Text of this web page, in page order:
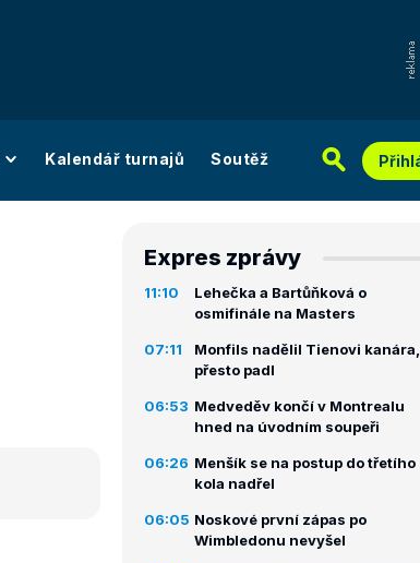
Kalendář turnajů Soutěž
Expres zprávy
11:10
Lehečka a Bartůňková o
osmifinále na Masters
07:11
Monfils nadělil Tienovi kanára,
přesto padl
06:53 Medveděv končí v Montrealu
hned na úvodním soupeři
06:26 Menšík se na postup do třetího
kola nadřel
06:05 Noskové první zápas po
Wimbledonu nevyšel